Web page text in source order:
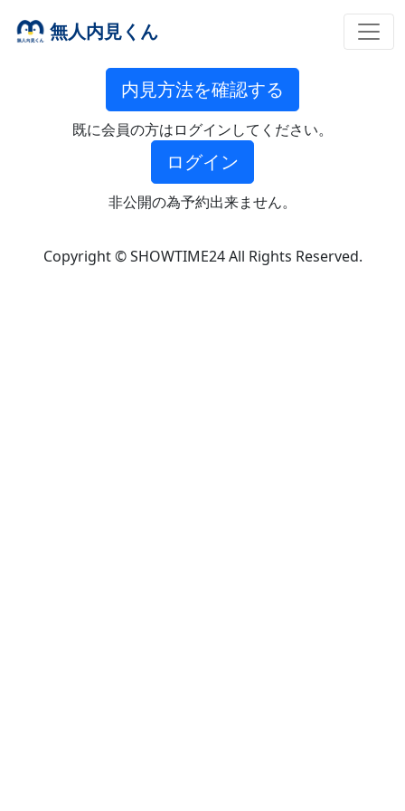
無人内見くん
内見方法を確認する
既に会員の方はログインしてください。
ログイン
非公開の為予約出来ません。
Copyright © SHOWTIME24 All Rights Reserved.